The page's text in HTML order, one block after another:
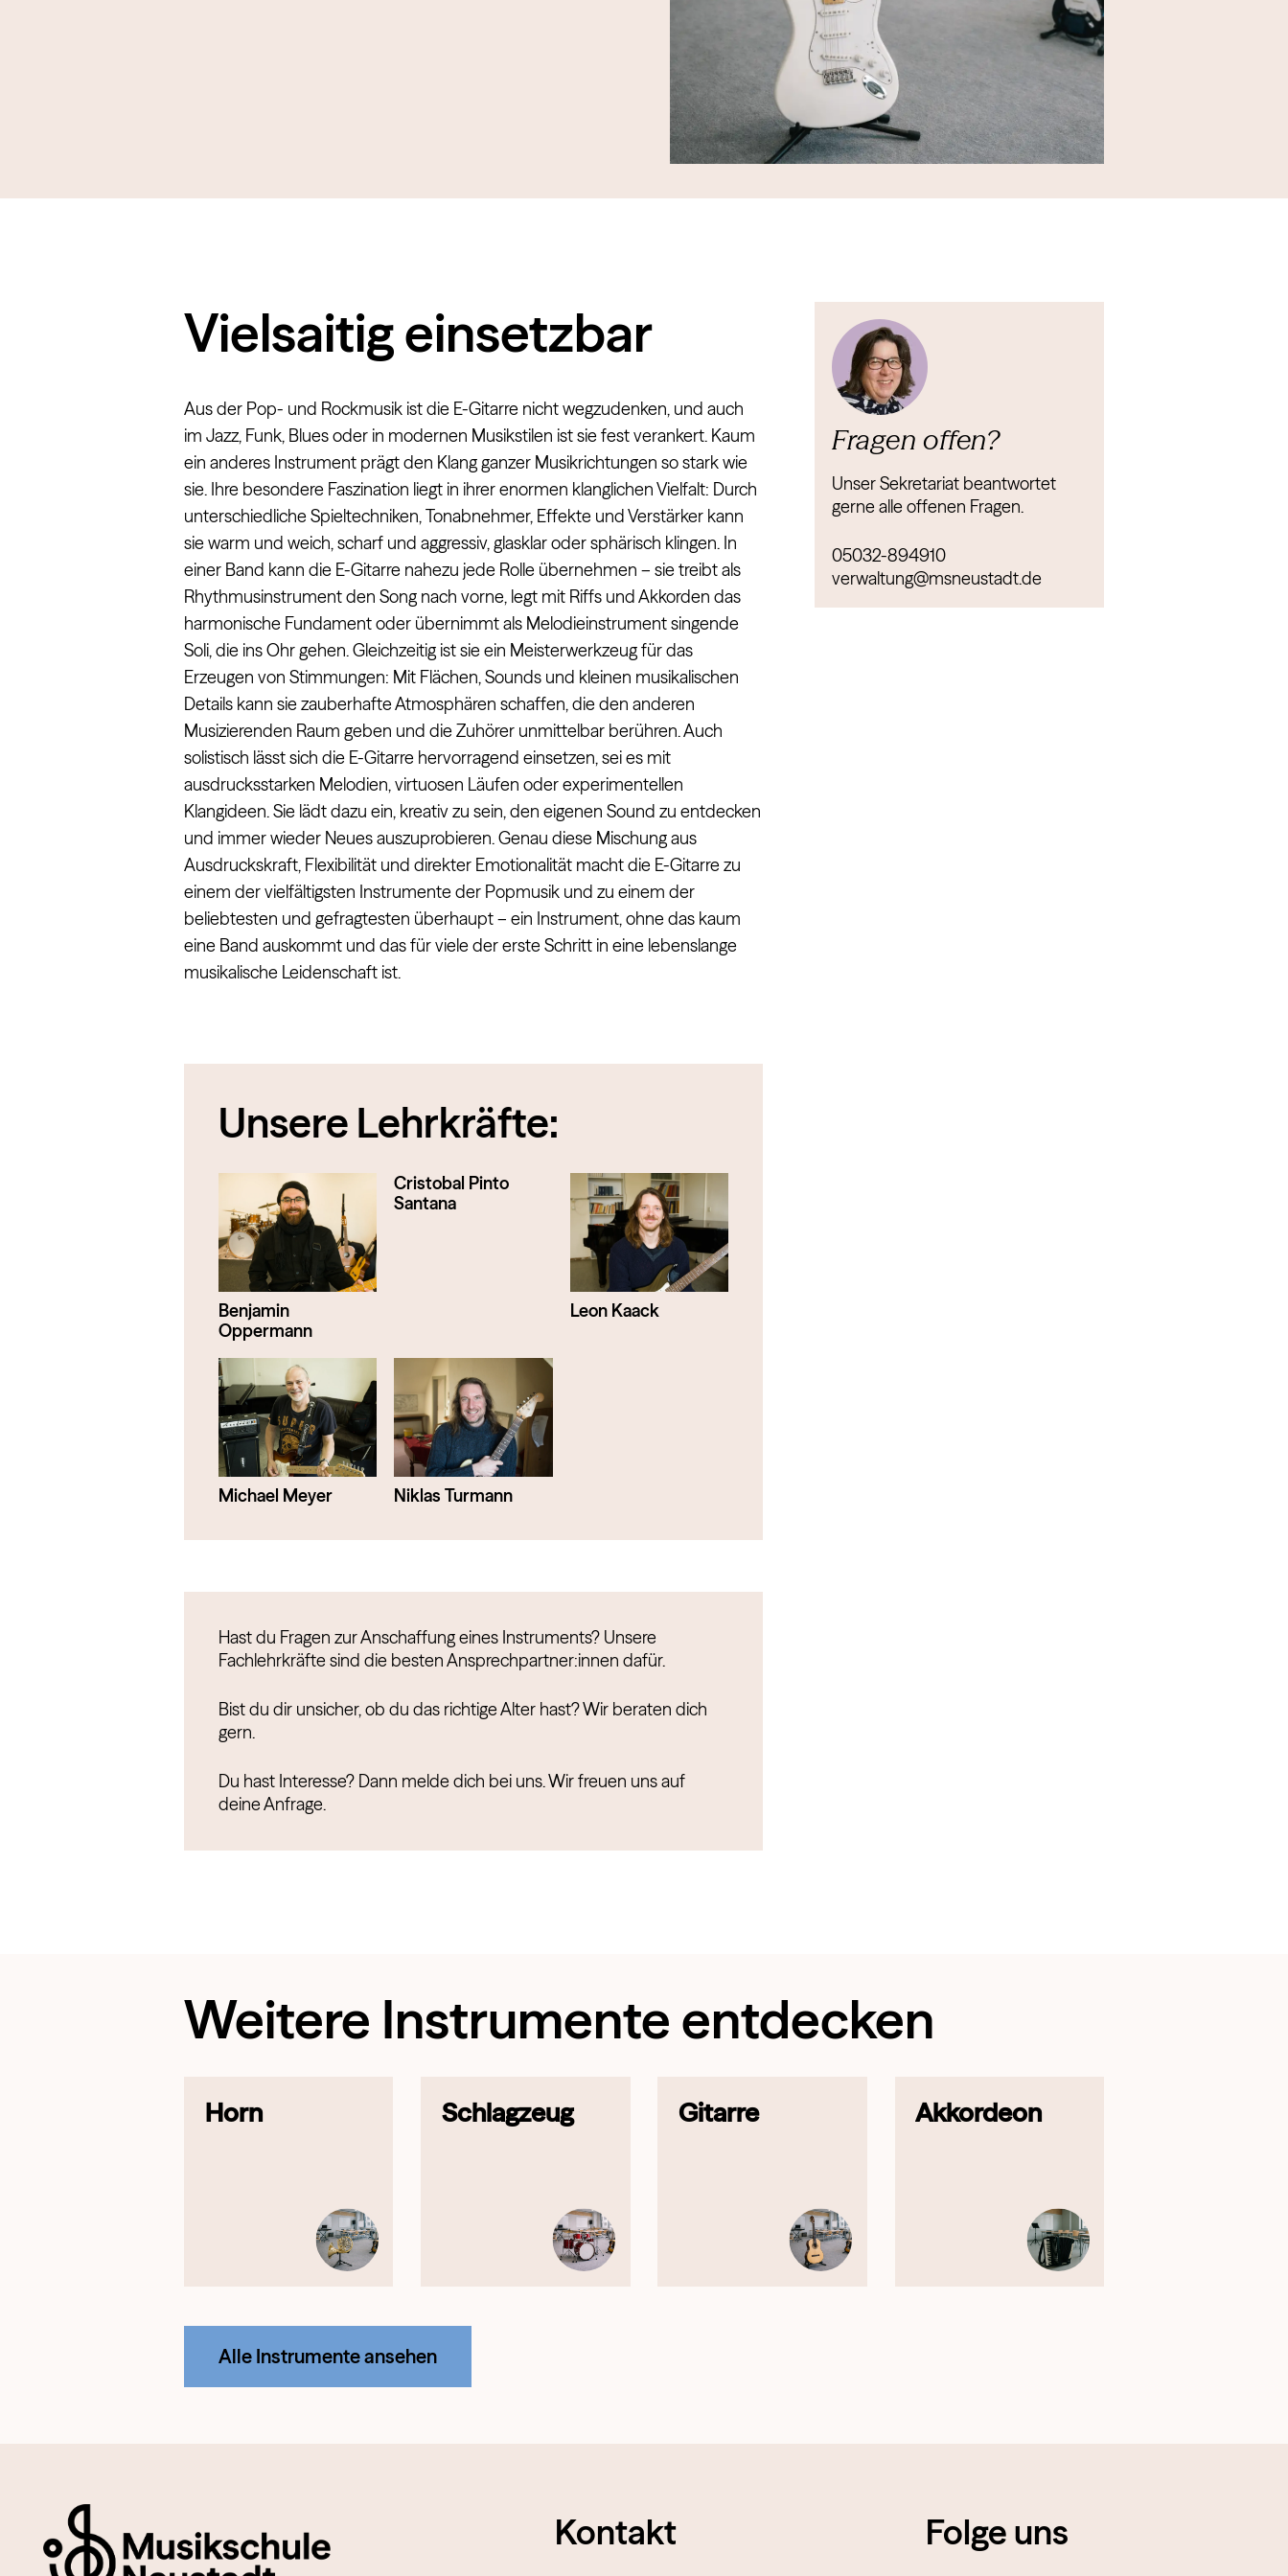
Vielsaitig einsetzbar
Aus der Pop- und Rockmusik ist die E-Gitarre nicht wegzudenken, und auch
im Jazz, Funk, Blues oder in modernen Musikstilen ist sie fest verankert. Kaum
ein anderes Instrument prägt den Klang ganzer Musikrichtungen so stark wie
sie. Ihre besondere Faszination liegt in ihrer enormen klanglichen Vielfalt: Durch
unterschiedliche Spieltechniken, Tonabnehmer, Effekte und Verstärker kann
sie warm und weich, scharf und aggressiv, glasklar oder sphärisch klingen. In
einer Band kann die E-Gitarre nahezu jede Rolle übernehmen – sie treibt als
Rhythmusinstrument den Song nach vorne, legt mit Riffs und Akkorden das
harmonische Fundament oder übernimmt als Melodieinstrument singende
Soli, die ins Ohr gehen. Gleichzeitig ist sie ein Meisterwerkzeug für das
Erzeugen von Stimmungen: Mit Flächen, Sounds und kleinen musikalischen
Details kann sie zauberhafte Atmosphären schaffen, die den anderen
Musizierenden Raum geben und die Zuhörer unmittelbar berühren. Auch
solistisch lässt sich die E-Gitarre hervorragend einsetzen, sei es mit
ausdrucksstarken Melodien, virtuosen Läufen oder experimentellen
Klangideen. Sie lädt dazu ein, kreativ zu sein, den eigenen Sound zu entdecken
und immer wieder Neues auszuprobieren. Genau diese Mischung aus
Ausdruckskraft, Flexibilität und direkter Emotionalität macht die E-Gitarre zu
einem der vielfältigsten Instrumente der Popmusik und zu einem der
beliebtesten und gefragtesten überhaupt – ein Instrument, ohne das kaum
eine Band auskommt und das für viele der erste Schritt in eine lebenslange
musikalische Leidenschaft ist.
Unsere Lehrkräfte:
Benjamin
Oppermann
Cristobal Pinto
Santana
Leon Kaack
Michael Meyer Niklas Turmann
Hast du Fragen zur Anschaffung eines Instruments? Unsere
Fachlehrkräfte sind die besten Ansprechpartner:innen dafür.
Bist du dir unsicher, ob du das richtige Alter hast? Wir beraten dich
gern.
Du hast Interesse? Dann melde dich bei uns. Wir freuen uns auf
deine Anfrage.
Fragen offen?
Unser Sekretariat beantwortet
gerne alle offenen Fragen.
05032-894910
verwaltung@msneustadt.de
Weitere Instrumente entdecken
Horn Schlagzeug Gitarre Akkordeon
Alle Instrumente ansehen
Kontakt Folge uns